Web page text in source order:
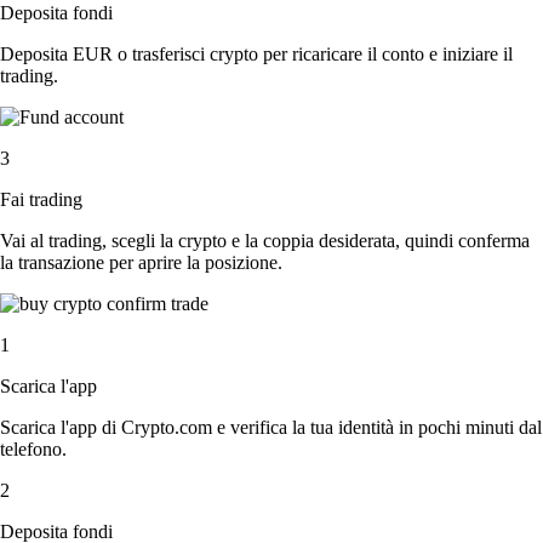
Deposita fondi
Deposita EUR o trasferisci crypto per ricaricare il conto e iniziare il
trading.
3
Fai trading
Vai al trading, scegli la crypto e la coppia desiderata, quindi conferma
la transazione per aprire la posizione.
1
Scarica l'app
Scarica l'app di Crypto.com e verifica la tua identità in pochi minuti dal
telefono.
2
Deposita fondi